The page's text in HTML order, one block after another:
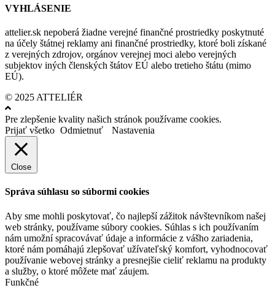
VYHLÁSENIE
attelier.sk nepoberá žiadne verejné finančné prostriedky poskytnuté
na účely štátnej reklamy ani finančné prostriedky, ktoré boli získané
z verejných zdrojov, orgánov verejnej moci alebo verejných
subjektov iných členských štátov EÚ alebo tretieho štátu (mimo
EÚ).
© 2025 ATTELIÉR
Pre zlepšenie kvality našich stránok používame cookies.
Prijať všetko Odmietnuť Nastavenia
Close
Správa súhlasu so súbormi cookies
Aby sme mohli poskytovať, čo najlepší zážitok návštevníkom našej
web stránky, používame súbory cookies. Súhlas s ich používaním
nám umožní spracovávať údaje a informácie z vášho zariadenia,
ktoré nám pomáhajú zlepšovať užívateľský komfort, vyhodnocovať
používanie webovej stránky a presnejšie cieliť reklamu na produkty
a služby, o ktoré môžete mať záujem.
Funkčné